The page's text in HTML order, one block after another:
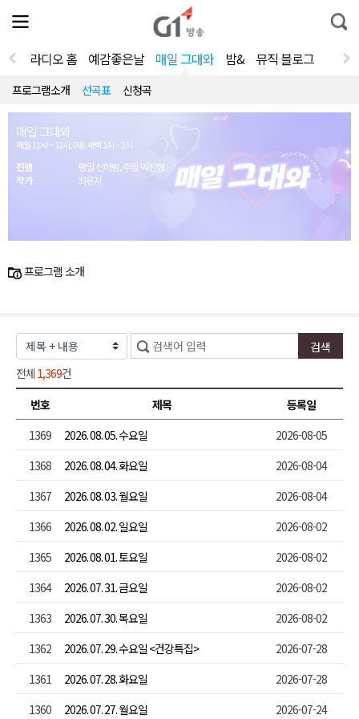
전
체
뉴
열
통
합
라디오 홈 예감좋은날 매일 그대와 밤& 뮤직 블로그
프로그램소개 선곡표 신청곡
매일 그대와
매일 11시 ~ 12시, (재) 새벽 1시 ~ 2시
진행
평일 신아림, 주말 박진형
작가
최유지
프로그램 소개
전체 1,369건
번호
제목
등록일
1369
2026. 08. 05. 수요일
2026-08-05
1368
2026. 08. 04. 화요일
2026-08-04
1367
2026. 08. 03. 월요일
2026-08-04
1366
2026. 08. 02. 일요일
2026-08-02
1365
2026. 08. 01. 토요일
2026-08-02
1364
2026. 07. 31. 금요일
2026-08-02
1363
2026. 07. 30. 목요일
2026-08-02
1362
2026. 07. 29. 수요일 <건강특집>
2026-07-28
1361
2026. 07. 28. 화요일
2026-07-28
1360
2026. 07. 27. 월요일 2026-07-24